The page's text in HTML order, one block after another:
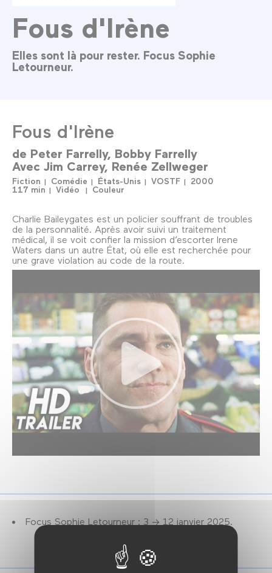
Fous d'Irène
Elles sont là pour rester. Focus Sophie
Letourneur.
Fous d'Irène
de Peter Farrelly Bobby Farrelly
Avec Jim Carrey Renée Zellweger
Fiction Comédie États-Unis VOSTF
2000
117 min
Vidéo Couleur
Charlie Baileygates est un policier souffrant de troubles
de la personnalité. Après avoir suivi un traitement
médical, il se voit confier la mission d’escorter Irene
Waters dans un autre État, où elle est recherchée pour
une grave violation au code de la route.
Focus Sophie Letourneur : 3 → 12 janvier 2025.